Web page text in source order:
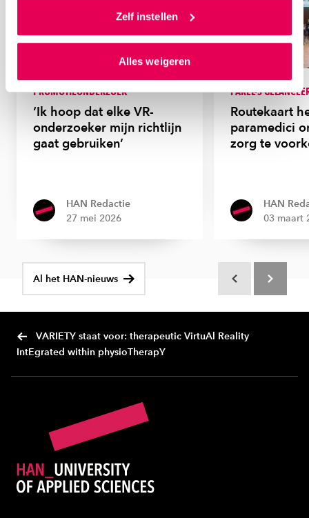
toestemming om cookies voor social media en
gepersonaliseerde advertenties te plaatsen. Lees
cookiestatement. Via ‘Zelf instellen’ kun je ook zelf
instellen welke cookies we plaatsen. Je kunt je
toestemming altijd wijzigen of intrekken via
cookiestatement.
Zelf instellen
Alles weigeren
PROMOTIEONDERZOEK
‘Ik hoop dat elke VR-
onderzoeker mijn richtlijn
gaat gebruiken’
HAN Redactie
27 mei 2026
PAREL-S
Routekaart
paramedici
zorg te
HAN
03 maart
Al het HAN-nieuws
VARIETY staat voor: therapeutic VirtuAl Reality
IntEgrated within physioTherapY